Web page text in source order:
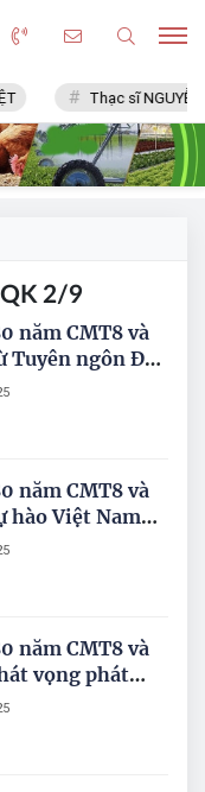
Thạc sĩ NGUYỄN
2/9
năm CMT8 và
Tuyên ngôn Độc
bất hủ - đến
năm CMT8 và
hào Việt Nam
nhập - Thành
năm CMT8 và
vọng phát
nghiệp Việt